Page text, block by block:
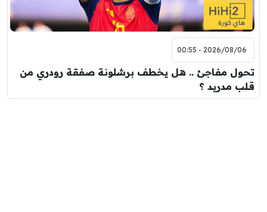
2026/08/06 - 00:55
تحول مفاجئ .. هل يخطف برشلونة صفقة رودري من
قلب مدريد ؟